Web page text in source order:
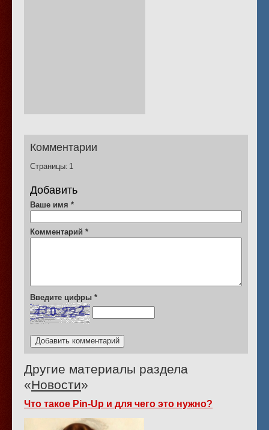
Комментарии
Страницы: 1
Добавить
Ваше имя *
Комментарий *
Введите цифры *
Другие материалы раздела
«Новости»
Что такое Pin-Up и для чего это нужно?